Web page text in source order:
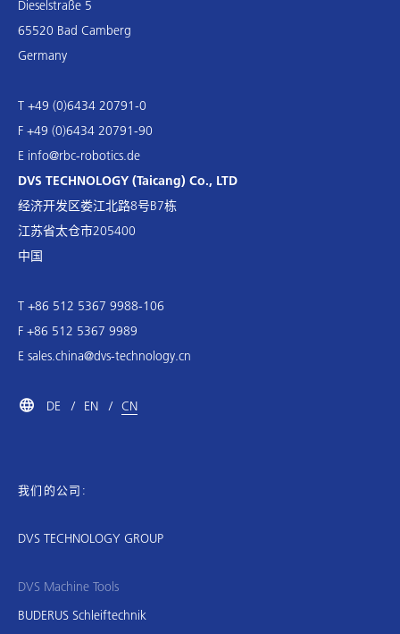
Dieselstraße 5
65520 Bad Camberg
Germany
T +49 (0)6434 20791-0
F +49 (0)6434 20791-90
E info@rbc-robotics.de
DVS TECHNOLOGY (Taicang) Co., LTD
经济开发区娄江北路8号B7栋
江苏省太仓市205400
中国
T +86 512 5367 9988-106
F +86 512 5367 9989
E sales.china@dvs-technology.cn
DE EN CN
我们的公司:
DVS TECHNOLOGY GROUP
DVS Machine Tools
BUDERUS Schleiftechnik